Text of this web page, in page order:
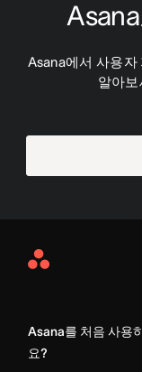
Asana에서 사용자
알아
Asana
Asana를 처음 사용
요?